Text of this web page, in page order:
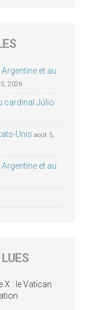
et au
2026
cardinal Júlio
Unis août 5,
et au
X : le Vatican